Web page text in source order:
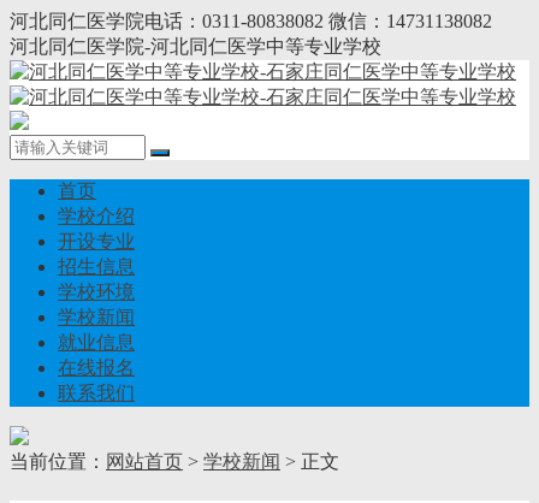
河北同仁医学院电话：0311-80838082 微信：14731138082
河北同仁医学院-河北同仁医学中等专业学校
首页
学校介绍
开设专业
招生信息
学校环境
学校新闻
就业信息
在线报名
联系我们
当前位置： 网站首页 > 学校新闻 > 正文